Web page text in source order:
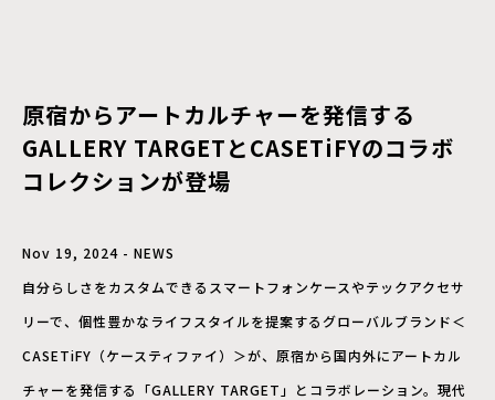
原宿からアートカルチャーを発信する
GALLERY TARGETとCASETiFYのコラボ
コレクションが登場
Nov 19, 2024 - NEWS
自分らしさをカスタムできるスマートフォンケースやテックアクセサ
リーで、個性豊かなライフスタイルを提案するグローバルブランド＜
CASETiFY（ケースティファイ）＞が、原宿から国内外にアートカル
チャーを発信する「GALLERY TARGET」とコラボレーション。現代